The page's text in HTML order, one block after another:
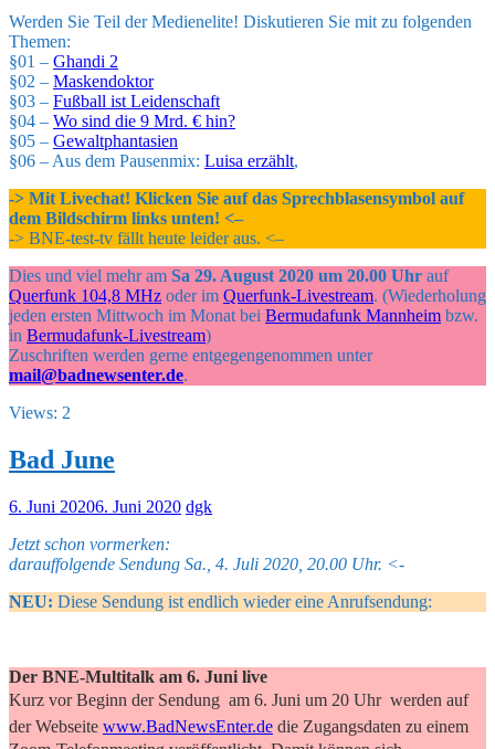
Werden Sie Teil der Medienelite! Diskutieren Sie mit zu folgenden
Themen:
§01 – Ghandi 2
§02 – Maskendoktor
§03 – Fußball ist Leidenschaft
§04 – Wo sind die 9 Mrd. € hin?
§05 – Gewaltphantasien
§06 – Aus dem Pausenmix: Luisa erzählt,
-> Mit Livechat! Klicken Sie auf das Sprechblasensymbol auf
dem Bildschirm links unten! <–
-> BNE-test-tv fällt heute leider aus. <–
Dies und viel mehr am Sa 29. August 2020 um 20.00 Uhr auf
Querfunk 104,8 MHz oder im Querfunk-Livestream. (Wiederholung
jeden ersten Mittwoch im Monat bei Bermudafunk Mannheim bzw.
in Bermudafunk-Livestream)
Zuschriften werden gerne entgegengenommen unter
mail@badnewsenter.de.
Views: 2
Bad June
6. Juni 20206. Juni 2020 dgk
Jetzt schon vormerken:
darauffolgende Sendung Sa., 4. Juli 2020, 20.00 Uhr. <-
NEU: Diese Sendung ist endlich wieder eine Anrufsendung:
Der BNE-Multitalk am 6. Juni live
Kurz vor Beginn der Sendung  am 6. Juni um 20 Uhr  werden auf
der Webseite www.BadNewsEnter.de die Zugangsdaten zu einem